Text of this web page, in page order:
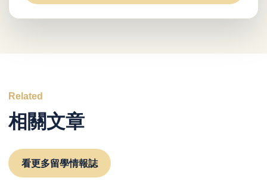
Related
相關文章
看更多留學情報誌